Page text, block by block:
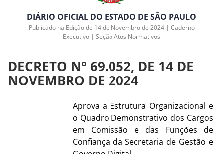
DIÁRIO OFICIAL DO ESTADO DE SÃO PAULO
Publicado na Edição de 14 de Novembro de 2024 | Caderno
Executivo | Seção Atos Normativos
DECRETO N° 69.052, DE 14 DE
NOVEMBRO DE 2024
Aprova a Estrutura Organizacional e
o Quadro Demonstrativo dos Cargos
em Comissão e das Funções de
Confiança da Secretaria de Gestão e